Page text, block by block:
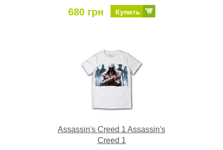
680 грн Купить
Assassin's Creed 1 Assassin's
Creed 1